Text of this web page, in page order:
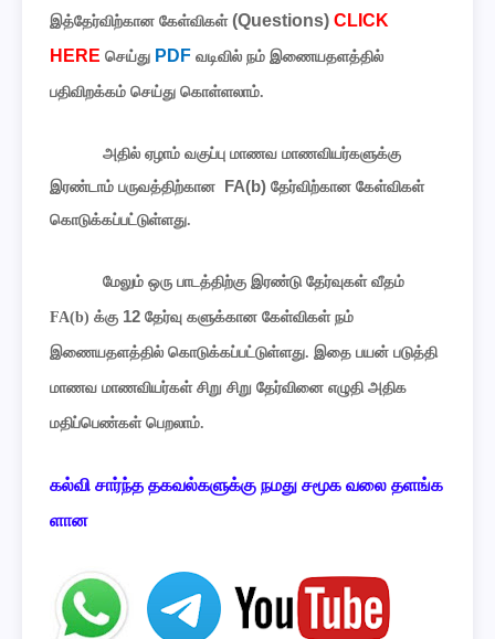
இத்தேர்விற்கான கேள்விகள் (Questions) CLICK
HERE செய்து PDF வடிவில் நம் இணையதளத்தில்
பதிவிறக்கம் செய்து கொள்ளலாம்.
அதில் ஏழாம் வகுப்பு மாணவ மாணவியர்களுக்கு
இரண்டாம் பருவத்திற்கான FA(b) தேர்விற்கான கேள்விகள்
கொடுக்கப்பட்டுள்ளது.
மேலும் ஒரு பாடத்திற்கு இரண்டு தேர்வுகள் வீதம்
FA(b) க்கு 12 தேர்வு களுக்கான கேள்விகள் நம்
இணையதளத்தில் கொடுக்கப்பட்டுள்ளது. இதை பயன் படுத்தி
மாணவ மாணவியர்கள் சிறு சிறு தேர்வினை எழுதி அதிக
மதிப்பெண்கள் பெறலாம்.
கல்வி சார்ந்த தகவல்களுக்கு நமது சமூக வலை தளங்க
ளான